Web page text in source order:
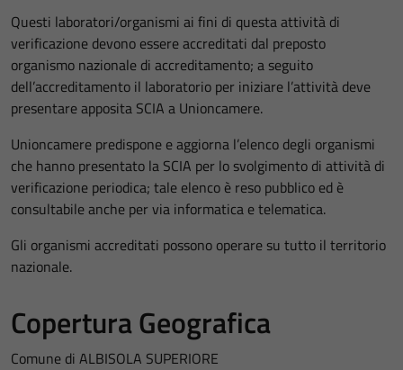
Questi laboratori/organismi ai fini di questa attività di
verificazione devono essere accreditati dal preposto
organismo nazionale di accreditamento; a seguito
dell’accreditamento il laboratorio per iniziare l’attività deve
presentare apposita SCIA a Unioncamere.
Unioncamere predispone e aggiorna l’elenco degli organismi
che hanno presentato la SCIA per lo svolgimento di attività di
verificazione periodica; tale elenco è reso pubblico ed è
consultabile anche per via informatica e telematica.
Gli organismi accreditati possono operare su tutto il territorio
nazionale.
Copertura Geografica
Comune di ALBISOLA SUPERIORE